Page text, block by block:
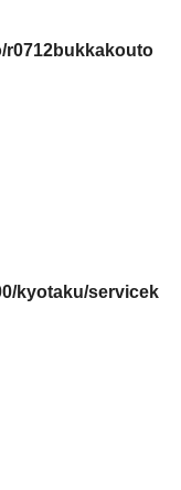
r0712bukkakouto
kyotaku/servicek